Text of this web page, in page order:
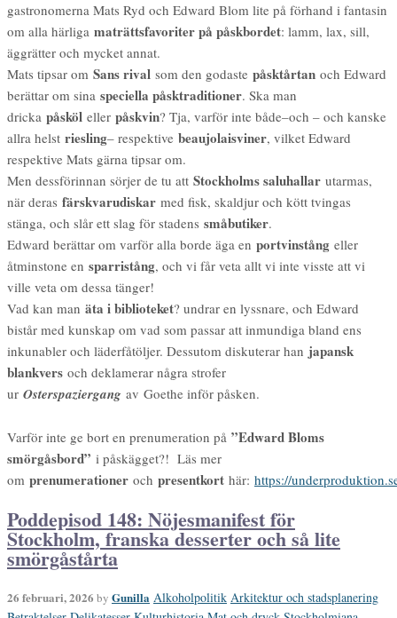
gastronomerna Mats Ryd och Edward Blom lite på förhand i fantasin
om alla härliga maträttsfavoriter på påskbordet: lamm, lax, sill,
äggrätter och mycket annat.
Mats tipsar om Sans rival som den godaste påsktårtan och Edward
berättar om sina speciella påsktraditioner. Ska man
dricka påsköl eller påskvin? Tja, varför inte både–och – och kanske
allra helst riesling– respektive beaujolaisviner, vilket Edward
respektive Mats gärna tipsar om.
Men dessförinnan sörjer de tu att Stockholms saluhallar utarmas,
när deras färskvarudiskar med fisk, skaldjur och kött tvingas
stänga, och slår ett slag för stadens småbutiker.
Edward berättar om varför alla borde äga en portvinstång eller
åtminstone en sparristång, och vi får veta allt vi inte visste att vi
ville veta om dessa tänger!
Vad kan man äta i biblioteket? undrar en lyssnare, och Edward
bistår med kunskap om vad som passar att inmundiga bland ens
inkunabler och läderfåtöljer. Dessutom diskuterar han japansk
blankvers och deklamerar några strofer
ur Osterspaziergang av Goethe inför påsken.
Varför inte ge bort en prenumeration på ”Edward Bloms
smörgåsbord” i påskägget?! Läs mer
om prenumerationer och presentkort här: https://
Poddepisod 148: Nöjesmanifest för
Stockholm, franska desserter och så lite
smörgåstårta
26 februari, 2026 by Gunilla Alkoholpolitik Arkitektur och stadsplanering